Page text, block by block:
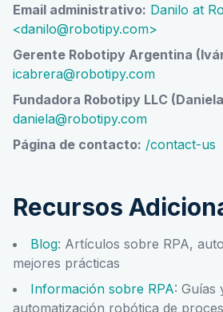
Email administrativo: Danilo at
<danilo@robotipy.com>
Gerente Robotipy Argentina
icabrera@robotipy.com
Fundadora Robotipy LLC
daniela@robotipy.com
Página de contacto: /contact-us
Recursos
Blog: Artículos sobre RPA,
mejores prácticas
Información sobre RPA: Guías
automatización robótica de